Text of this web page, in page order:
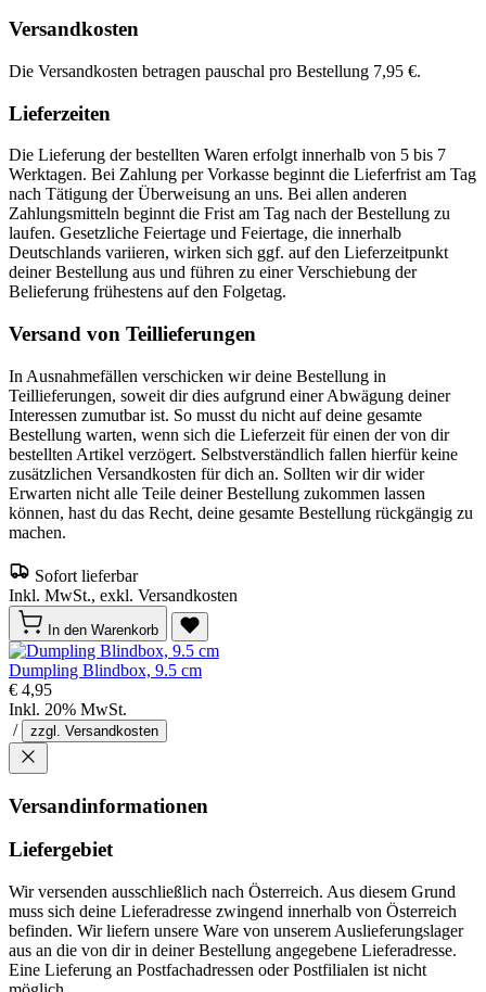
Versandkosten
Die Versandkosten betragen pauschal pro Bestellung 7,95 €.
Lieferzeiten
Die Lieferung der bestellten Waren erfolgt innerhalb von 5 bis 7
Werktagen. Bei Zahlung per Vorkasse beginnt die Lieferfrist am Tag
nach Tätigung der Überweisung an uns. Bei allen anderen
Zahlungsmitteln beginnt die Frist am Tag nach der Bestellung zu
laufen. Gesetzliche Feiertage und Feiertage, die innerhalb
Deutschlands variieren, wirken sich ggf. auf den Lieferzeitpunkt
deiner Bestellung aus und führen zu einer Verschiebung der
Belieferung frühestens auf den Folgetag.
Versand von Teillieferungen
In Ausnahmefällen verschicken wir deine Bestellung in
Teillieferungen, soweit dir dies aufgrund einer Abwägung deiner
Interessen zumutbar ist. So musst du nicht auf deine gesamte
Bestellung warten, wenn sich die Lieferzeit für einen der von dir
bestellten Artikel verzögert. Selbstverständlich fallen hierfür keine
zusätzlichen Versandkosten für dich an. Sollten wir dir wider
Erwarten nicht alle Teile deiner Bestellung zukommen lassen
können, hast du das Recht, deine gesamte Bestellung rückgängig zu
machen.
Sofort lieferbar
Inkl. MwSt., exkl. Versandkosten
In den Warenkorb
Dumpling Blindbox, 9.5 cm
€ 4,95
Inkl. 20% MwSt.
/
zzgl. Versandkosten
Versandinformationen
Liefergebiet
Wir versenden ausschließlich nach Österreich. Aus diesem Grund
muss sich deine Lieferadresse zwingend innerhalb von Österreich
befinden. Wir liefern unsere Ware von unserem Auslieferungslager
aus an die von dir in deiner Bestellung angegebene Lieferadresse.
Eine Lieferung an Postfachadressen oder Postfilialen ist nicht